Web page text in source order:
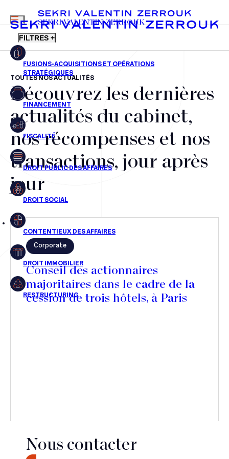
FR EN
MENU
SEKRI VALENTIN ZERROUK
FILTRES +
Fusions-acquisitions et opérations stratégiques
Financement
Fiscalité
Droit public des affaires
Droit social
Droit immobilier
Restructuring
Article
TOUTES NOS ACTUALITÉS
Découvrez les dernières
actualités du cabinet,
nos récompenses et nos
transactions, jour après
jour
Corporate
Conseil des actionnaires
majoritaires dans le cadre de la
cession de trois hôtels, à Paris
Nous contacter